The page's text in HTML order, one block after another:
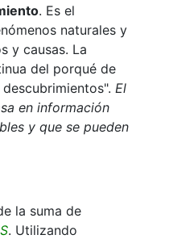
. Es el
naturales y
y causas. La
del porqué de
El
en información
y que se pueden
la suma de
. Utilizando